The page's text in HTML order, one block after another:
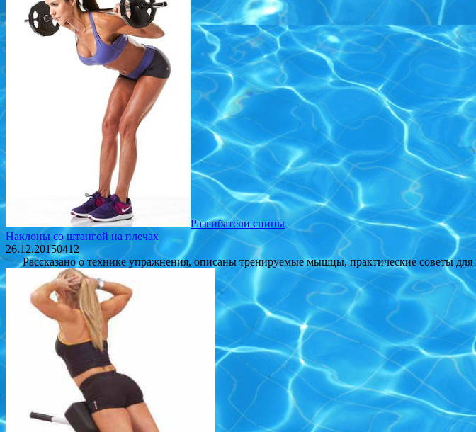
Разгибатели спины
Наклоны со штангой на плечах
26.12.20150412
Рассказано о технике упражнения, описаны тренируемые мышцы, практические советы для